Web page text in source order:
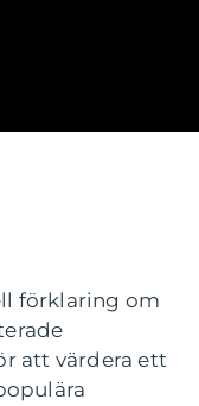
förklaring om
att värdera ett